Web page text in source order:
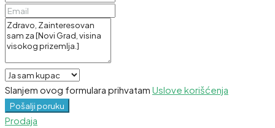
Slanjem ovog formulara prihvatam Uslove korišćenja
Pošalji poruku
Prodaja